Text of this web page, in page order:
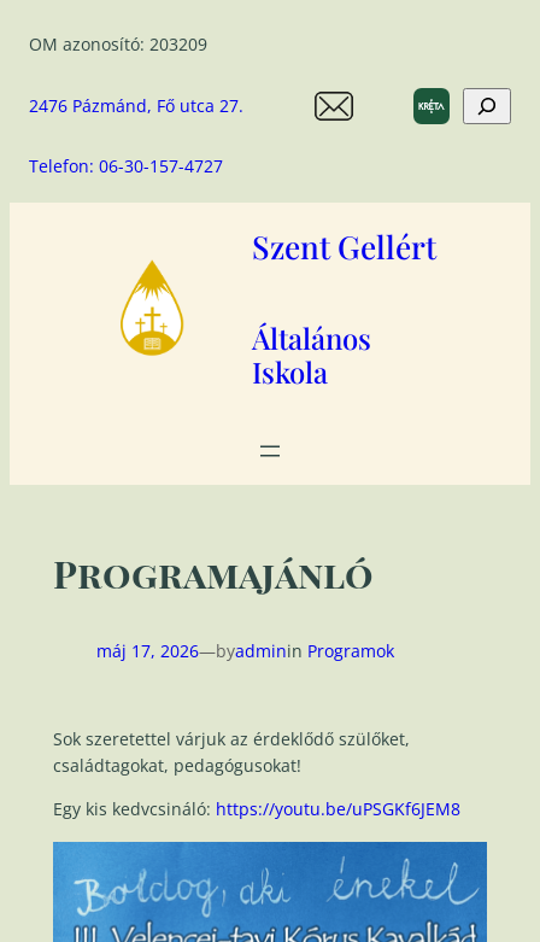
OM azonosító: 203209
2476 Pázmánd, Fő utca 27.
Telefon: 06-30-157-4727
Search
Szent Gellért
Általános
Iskola
Programajánló
máj 17, 2026—byadminin Programok
Sok szeretettel várjuk az érdeklődő szülőket,
családtagokat, pedagógusokat!
Egy kis kedvcsináló: https://youtu.be/uPSGKf6JEM8